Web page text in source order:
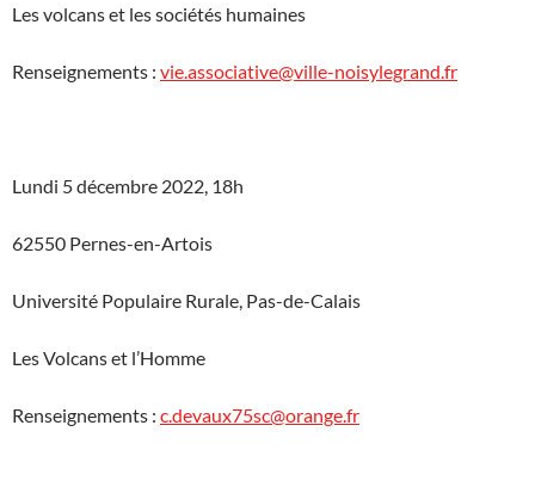
Les volcans et les sociétés humaines
Renseignements : vie.associative@ville-noisylegrand.fr
Lundi 5 décembre 2022, 18h
62550 Pernes-en-Artois
Université Populaire Rurale, Pas-de-Calais
Les Volcans et l’Homme
Renseignements : c.devaux75sc@orange.fr